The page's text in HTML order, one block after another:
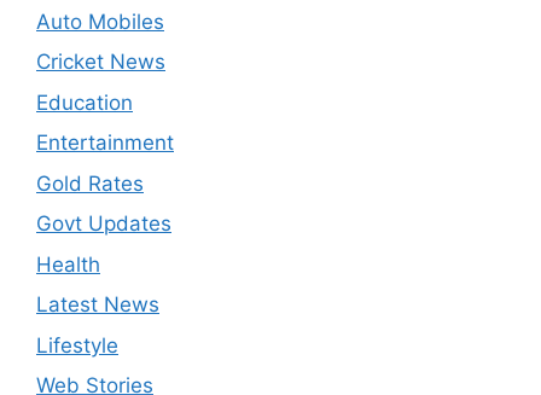
Auto Mobiles
Cricket News
Education
Entertainment
Gold Rates
Govt Updates
Health
Latest News
Lifestyle
Web Stories